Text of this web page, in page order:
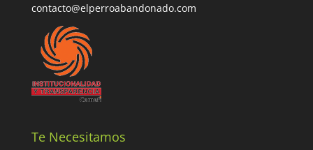
contacto@elperroabandonado.com
Te Necesitamos